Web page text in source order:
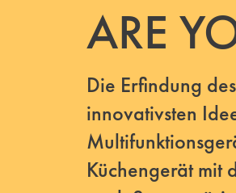
ARE
Die Erfindung
innovativsten
Küchengerät mit